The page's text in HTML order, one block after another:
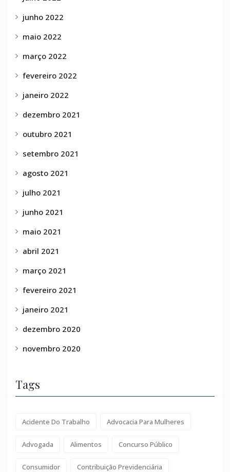
junho 2022
maio 2022
março 2022
fevereiro 2022
janeiro 2022
dezembro 2021
outubro 2021
setembro 2021
agosto 2021
julho 2021
junho 2021
maio 2021
abril 2021
março 2021
fevereiro 2021
janeiro 2021
dezembro 2020
novembro 2020
Tags
Acidente Do Trabalho Advocacia Para Mulheres
Advogada Alimentos Concurso Público
Consumidor Contribuição Previdenciária